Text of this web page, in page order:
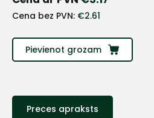
Cena bez PVN: €2.61
Pievienot grozam
Preces apraksts
+